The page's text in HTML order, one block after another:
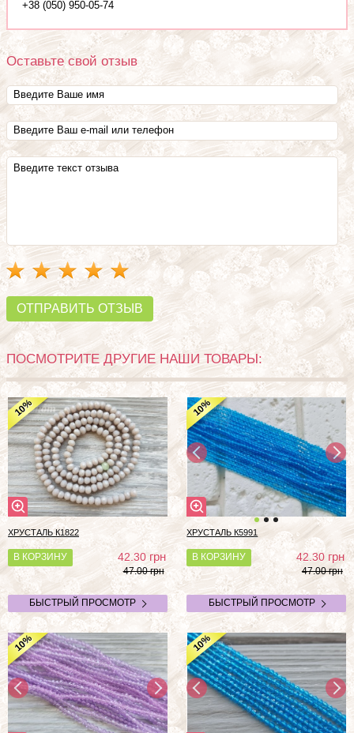
+38 (050) 950-05-74
Оставьте свой отзыв
ОТПРАВИТЬ ОТЗЫВ
ПОСМОТРИТЕ ДРУГИЕ НАШИ ТОВАРЫ:
10%
ХРУСТАЛЬ К1822
В КОРЗИНУ 42.30грн
47.00 грн
БЫСТРЫЙ ПРОСМОТР
10%
ХРУСТАЛЬ К5991
В КОРЗИНУ 42.30грн
47.00 грн
БЫСТРЫЙ ПРОСМОТР
10% 10%